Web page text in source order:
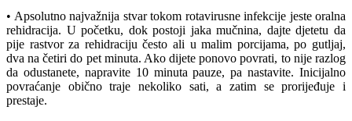
• Apsolutno najvažnija stvar tokom rotavirusne infekcije jeste oralna
rehidracija. U početku, dok postoji jaka mučnina, dajte djetetu da
pije rastvor za rehidraciju često ali u malim porcijama, po gutljaj,
dva na četiri do pet minuta. Ako dijete ponovo povrati, to nije razlog
da odustanete, napravite 10 minuta pauze, pa nastavite. Inicijalno
povraćanje obično traje nekoliko sati, a zatim se prorijeđuje i
prestaje.